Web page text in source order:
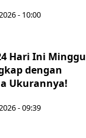
- 10:00
Hari Ini Minggu
dengan
Ukurannya!
- 09:39